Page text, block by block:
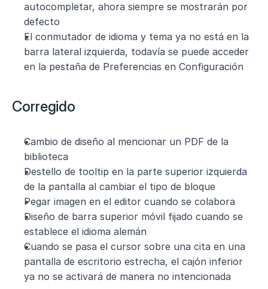
autocompletar, ahora siempre se mostrarán por
defecto
El conmutador de idioma y tema ya no está en la
barra lateral izquierda, todavía se puede acceder
en la pestaña de Preferencias en Configuración
Corregido
Cambio de diseño al mencionar un PDF de la
biblioteca
Destello de tooltip en la parte superior izquierda
de la pantalla al cambiar el tipo de bloque
Pegar imagen en el editor cuando se colabora
Diseño de barra superior móvil fijado cuando se
establece el idioma alemán
Cuando se pasa el cursor sobre una cita en una
pantalla de escritorio estrecha, el cajón inferior
ya no se activará de manera no intencionada